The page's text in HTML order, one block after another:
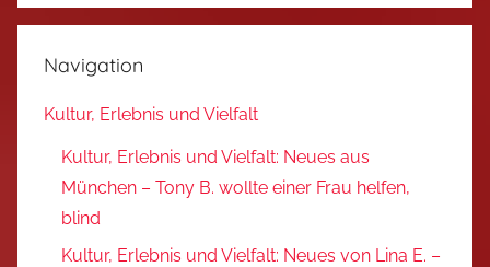
Navigation
Kultur, Erlebnis und Vielfalt
Kultur, Erlebnis und Vielfalt: Neues aus
München – Tony B. wollte einer Frau helfen,
blind
Kultur, Erlebnis und Vielfalt: Neues von Lina E. –